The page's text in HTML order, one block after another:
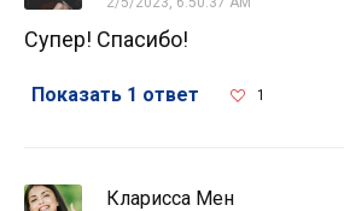
Супер! Спасибо!
Показать 1 ответ 1
Кларисса Мен